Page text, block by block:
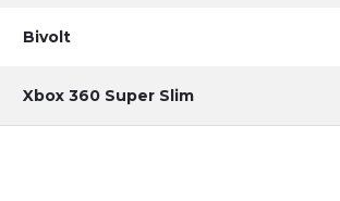
Bivolt
Xbox 360 Super Slim